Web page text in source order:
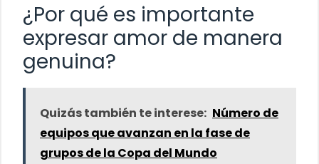
¿Por qué es importante
expresar amor de manera
genuina?
Quizás también te interese: Número de
equipos que avanzan en la fase de
grupos de la Copa del Mundo